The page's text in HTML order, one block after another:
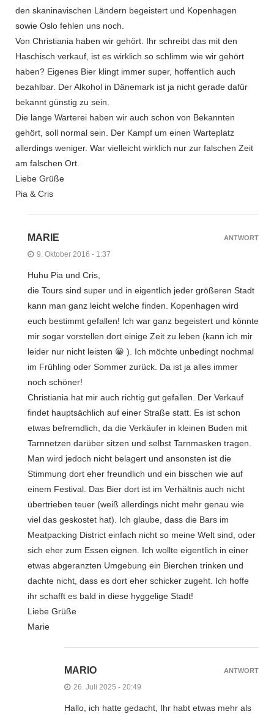
den skaninavischen Ländern begeistert und Kopenhagen
sowie Oslo fehlen uns noch.
Von Christiania haben wir gehört. Ihr schreibt das mit den
Haschisch verkauf, ist es wirklich so schlimm wie wir gehört
haben? Eigenes Bier klingt immer super, hoffentlich auch
bezahlbar. Der Alkohol in Dänemark ist ja nicht gerade dafür
bekannt günstig zu sein.
Die lange Warterei haben wir auch schon von Bekannten
gehört, soll normal sein. Der Kampf um einen Warteplatz
allerdings weniger. War vielleicht wirklich nur zur falschen Zeit
am falschen Ort.
Liebe Grüße
Pia & Cris
MARIE
9. Oktober 2016 - 1:37
Huhu Pia und Cris,
die Tours sind super und in eigentlich jeder größeren Stadt
kann man ganz leicht welche finden. Kopenhagen wird
euch bestimmt gefallen! Ich war ganz begeistert und könnte
mir sogar vorstellen dort einige Zeit zu leben (kann ich mir
leider nur nicht leisten 😀 ). Ich möchte unbedingt nochmal
im Frühling oder Sommer zurück. Da ist ja alles immer
noch schöner!
Christiania hat mir auch richtig gut gefallen. Der Verkauf
findet hauptsächlich auf einer Straße statt. Es ist schon
etwas befremdlich, da die Verkäufer in kleinen Buden mit
Tarnnetzen darüber sitzen und selbst Tarnmasken tragen.
Man wird jedoch nicht belagert und ansonsten ist die
Stimmung dort eher freundlich und ein bisschen wie auf
einem Festival. Das Bier dort ist im Verhältnis auch nicht
übertrieben teuer (weiß allerdings nicht mehr genau wie
viel das geskostet hat). Ich glaube, dass die Bars im
Meatpacking District einfach nicht so meine Welt sind, oder
sich eher zum Essen eignen. Ich wollte eigentlich in einer
etwas abgeranzten Umgebung ein Bierchen trinken und
dachte nicht, dass es dort eher schicker zugeht. Ich hoffe
ihr schafft es bald in diese hyggelige Stadt!
Liebe Grüße
Marie
ANTWORT
MARIO
26. Juli 2025 - 20:49
Hallo, ich hatte gedacht, Ihr habt etwas mehr als
ANTWORT